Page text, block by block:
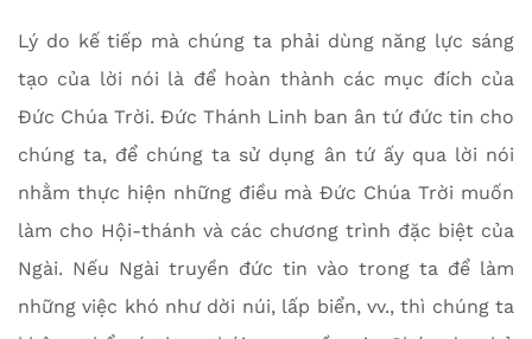
Lý do kế tiếp mà chúng ta phải dùng năng lực sáng
tạo của lời nói là để hoàn thành các mục đích của
Đức Chúa Trời. Đức Thánh Linh ban ân tứ đức tin cho
chúng ta, để chúng ta sử dụng ân tứ ấy qua lời nói
nhằm thực hiện những điều mà Đức Chúa Trời muốn
làm cho Hội-thánh và các chương trình đặc biệt của
Ngài. Nếu Ngài truyền đức tin vào trong ta để làm
những việc khó như dời núi, lấp biển, vv., thì chúng ta